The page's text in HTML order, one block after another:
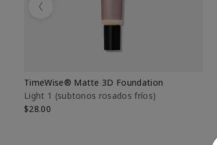
TimeWise® Matte 3D Foundation
Light 1​ (subtonos rosados fríos)
$28.00
Previous